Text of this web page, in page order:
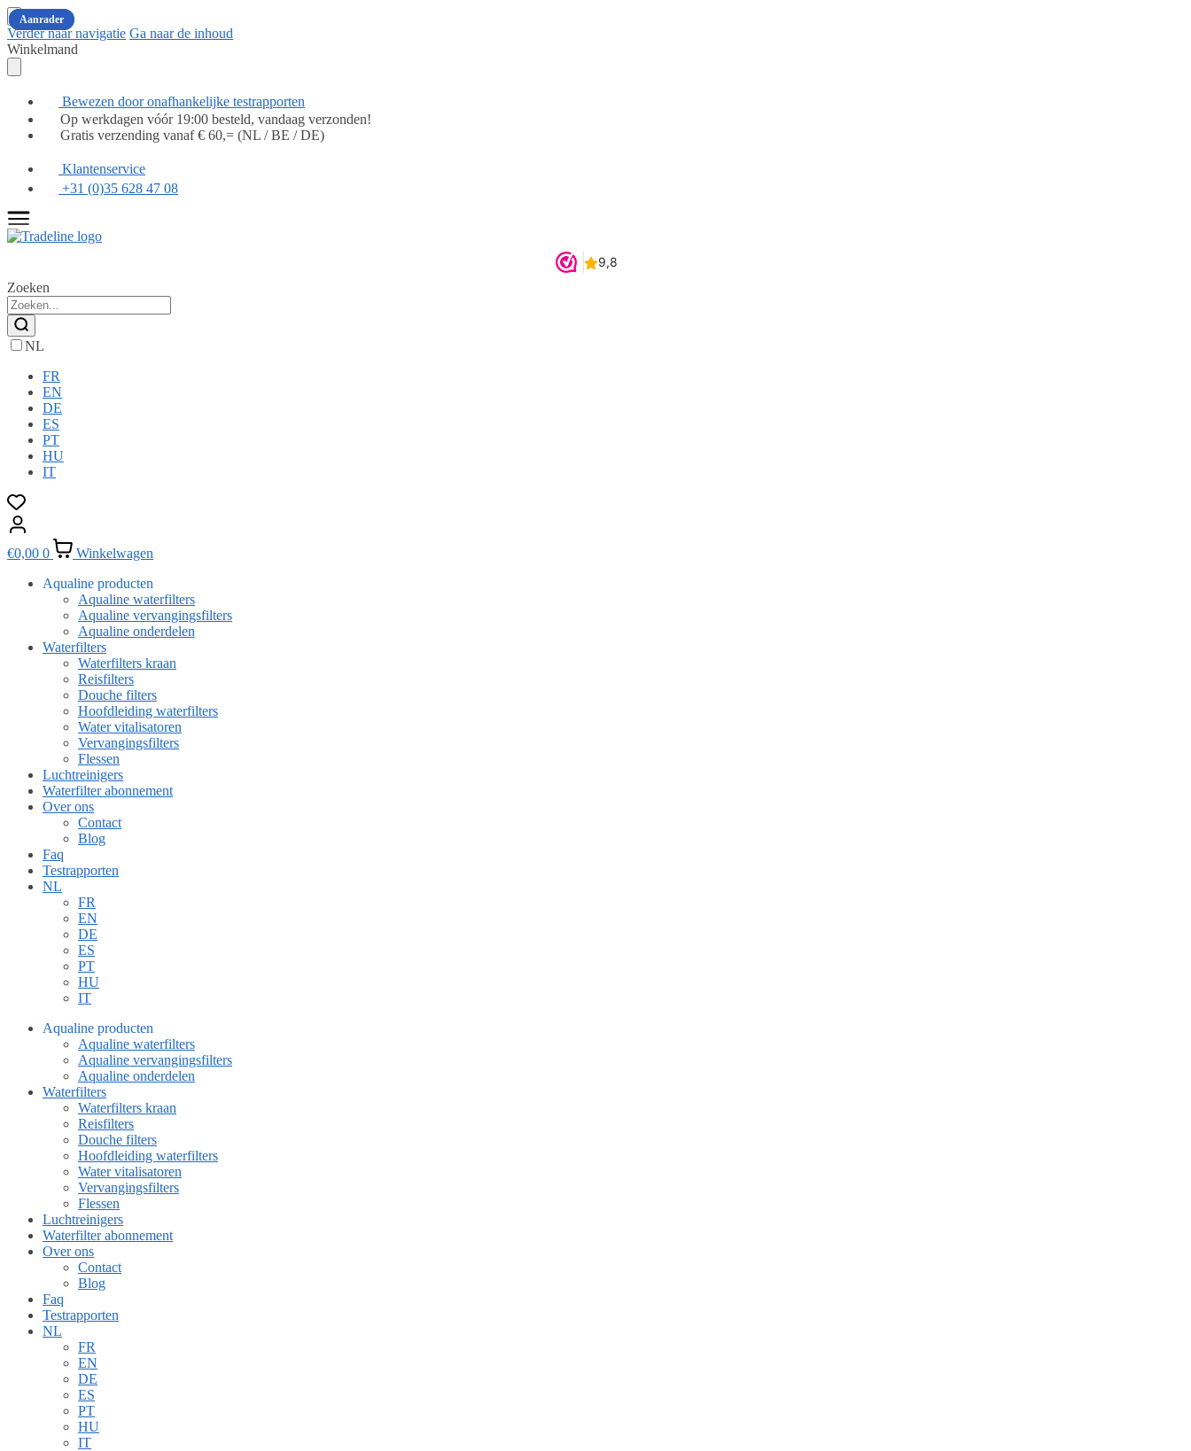
Verder naar navigatie Ga naar de inhoud
Winkelmand
Bewezen door onafhankelijke testrapporten
Op werkdagen vóór 19:00 besteld, vandaag verzonden!
Gratis verzending vanaf € 60,= (NL / BE / DE)
Klantenservice
+31 (0)35 628 47 08
Zoeken
NL
FR
EN
DE
ES
PT
HU
IT
€0,00 0
Winkelwagen
Aqualine producten
Aqualine waterfilters
Aqualine vervangingsfilters
Aqualine onderdelen
Waterfilters
Waterfilters kraan
Reisfilters
Douche filters
Hoofdleiding waterfilters
Water vitalisatoren
Vervangingsfilters
Flessen
Luchtreinigers
Waterfilter abonnement
Over ons
Contact
Blog
Faq
Testrapporten
NL
FR
EN
DE
ES
PT
HU
IT
Aqualine producten
Aqualine waterfilters
Aqualine vervangingsfilters
Aqualine onderdelen
Waterfilters
Waterfilters kraan
Reisfilters
Douche filters
Hoofdleiding waterfilters
Water vitalisatoren
Vervangingsfilters
Flessen
Luchtreinigers
Waterfilter abonnement
Over ons
Contact
Blog
Faq
Testrapporten
NL
FR
EN
DE
ES
PT
HU
IT
Populair
Populair
Populair
Populair
Populair
Populair
Aanrader
Aanrader